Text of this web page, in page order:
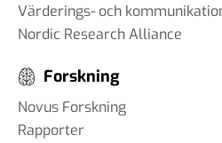
Värderings- och
Nordic Research Alliance
Forskning
Novus Forskning
Rapporter